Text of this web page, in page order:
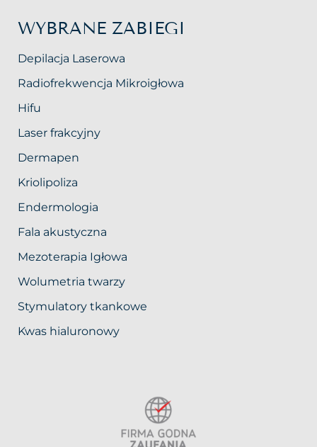
WYBRANE ZABIEGI
Depilacja Laserowa
Radiofrekwencja Mikroigłowa
Hifu
Laser frakcyjny
Dermapen
Kriolipoliza
Endermologia
Fala akustyczna
Mezoterapia Igłowa
Wolumetria twarzy
Stymulatory tkankowe
Kwas hialuronowy